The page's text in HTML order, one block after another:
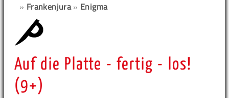
» Frankenjura» Enigma
Auf die Platte - fertig - los!
(9+)